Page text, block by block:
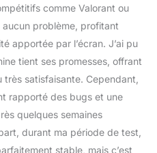
contenus
multimédias.
Profitez d'une clarté
exceptionnelle et
d'une réactivité
expérience de jeu
optimale. Le ASUS
TUF Gaming A15-
TUF506NCR-
comme Valorant ou
aucun problème, profitant
apportée par l’écran. J’ai pu
tient ses promesses, offrant
satisfaisante. Cependant,
rapporté des bugs et une
quelques semaines
durant ma période de test,
stable, mais c’est